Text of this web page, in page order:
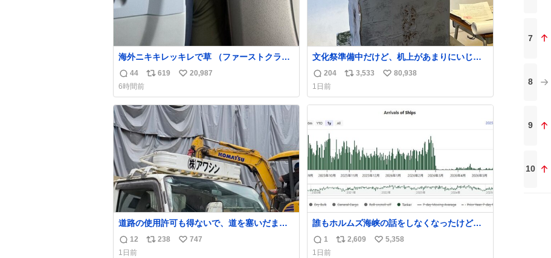
海外ニキキレッキレで草 （ファーストクラス
は前の座席であるため）
返
信
数
44
リ
ス
ト
数
619
い
ね
数
20,987
6時間前
文化祭準備中だけど、机上があまりにいじめ
っぽすぎる
返
信
数
204
リ
ス
3,533
い
ね
数
80,938
1日前
道路の使用許可も得ないで、道を塞いだまま
解体作業してる。 写真を撮ろうとしたら「勝
手に写真撮るな馬鹿野郎」と罵倒されるな
返
12
リ
238
い
747
1日前
誰もホルムズ海峡の話をしなくなったけどタ
ンカーの往来は消滅したままですねと
返
1
リ
2,609
い
5,358
1日前
7
8
9
10